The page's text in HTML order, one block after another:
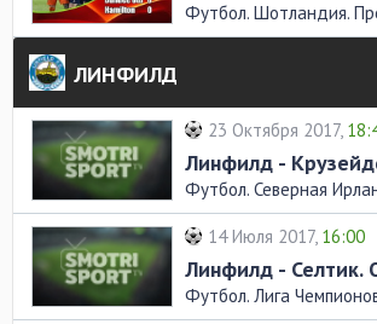
Футбол. Шотландия.
ЛИНФИЛД
23 Октября 2017,
Линфилд -
Футбол. Северная
14 Июля 2017, 16:00
Линфилд - Селтик.
Футбол. Лига